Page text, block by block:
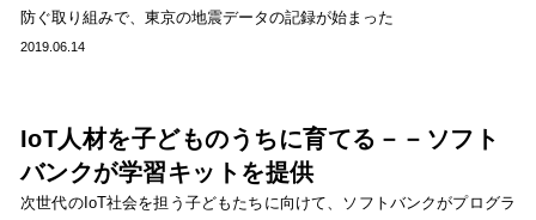
防ぐ取り組みで、東京の地震データの記録が始まった
2019.06.14
IoT人材を子どものうちに育てる－－ソフト
バンクが学習キットを提供
次世代のIoT社会を担う子どもたちに向けて、ソフトバンクがプログラ